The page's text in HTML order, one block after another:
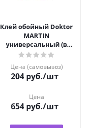
Клей обойный Doktor
MARTIN
универсальный (в
пакете) 200г клей (20)
Цена (самовывоз)
204 руб./шт
Цена
654 руб./шт